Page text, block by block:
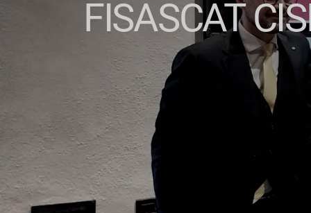
FISASCAT